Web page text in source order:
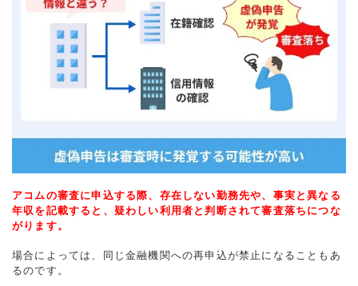
アコムの審査に申込する際、存在しない勤務先や、事実と異なる
年収を記載すると、疑わしい利用者と判断されて審査落ちにつな
がります。
場合によっては、同じ金融機関への再申込が禁止になることもあ
るのです。